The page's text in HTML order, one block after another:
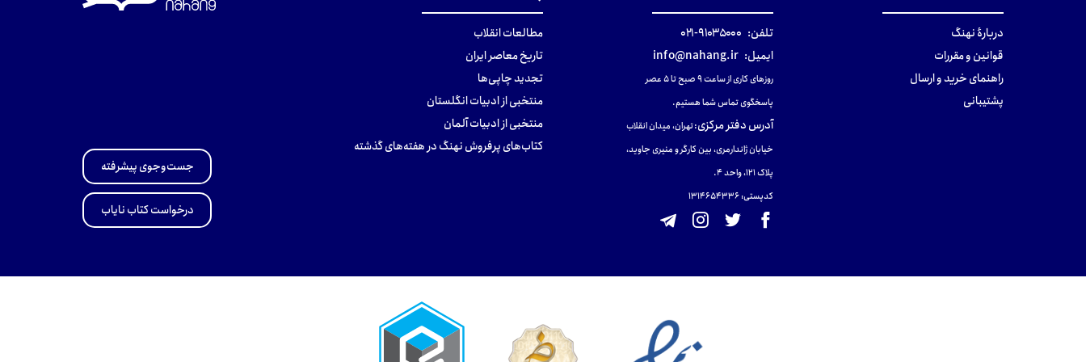
دربارهٔ نهنگ
قوانین و مقررات
راهنمای خرید و ارسال
پشتیبانی
تلفن: ۹۱۰۳۵۰۰۰-۰۲۱
ایمیل: info@nahang.ir
روزهای کاری از ساعت ۹ صبح تا ۵ عصر
پاسخگوی تماس شما هستیم.
آدرس دفتر مرکزی:تهران، میدان انقلاب
خیابان ژاندارمری، بین کارگر و منیری جاوید،
پلاک 121، واحد ۴.
کدپستی: 131465433۶
مطالعات انقلاب
تاریخ معاصر ایران
تجدید چاپی‌ها
منتخبی از ادبیات انگلستان
منتخبی از ادبیات آلمان
کتاب‌های پرفروش نهنگ در هفته‌های گذشته
جست‌وجوی پیشرفته
درخواست کتاب نایاب